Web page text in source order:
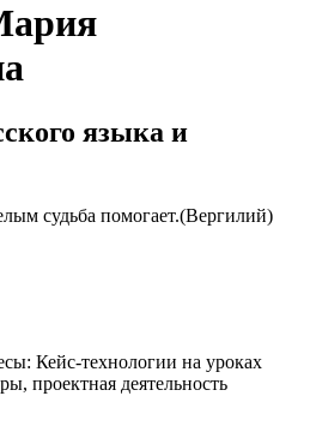
языка и
судьба помогает.(Вергилий)
Кейс-технологии на уроках
проектная деятельность